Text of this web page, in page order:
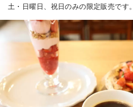
土・日曜日、祝日のみの限定販売です。